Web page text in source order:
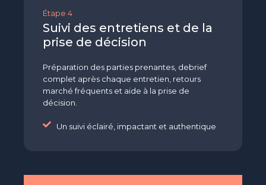
Étape 4
Suivi des entretiens et de la
prise de décision
Préparation des parties prenantes, debrief
complet après chaque entretien, retours
marché fréquents et aide à la prise de
décision.
Un suivi éclairé, impactant et authentique